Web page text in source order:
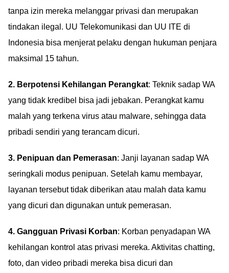
tanpa izin mereka melanggar privasi dan merupakan
tindakan ilegal. UU Telekomunikasi dan UU ITE di
Indonesia bisa menjerat pelaku dengan hukuman penjara
maksimal 15 tahun.
2. Berpotensi Kehilangan Perangkat: Teknik sadap WA
yang tidak kredibel bisa jadi jebakan. Perangkat kamu
malah yang terkena virus atau malware, sehingga data
pribadi sendiri yang terancam dicuri.
3. Penipuan dan Pemerasan: Janji layanan sadap WA
seringkali modus penipuan. Setelah kamu membayar,
layanan tersebut tidak diberikan atau malah data kamu
yang dicuri dan digunakan untuk pemerasan.
4. Gangguan Privasi Korban: Korban penyadapan WA
kehilangan kontrol atas privasi mereka. Aktivitas chatting,
foto, dan video pribadi mereka bisa dicuri dan